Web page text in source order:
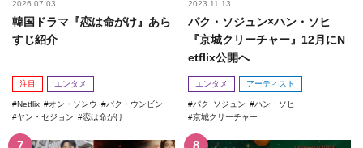
2026.07.03
韓国ドラマ『恋は命がけ』あら
すじ紹介
注目 エンタメ
Netflix オン・ソンウ
パク・ウンビン
ヤン・セジョン
恋は命がけ
2023.11.13
パク・ソジュン×ハン・ソヒ
『京城クリーチャー』12月にN
etflix公開へ
エンタメ アーティスト
パク･ソジュン
ハン・ソヒ
京城クリーチャー